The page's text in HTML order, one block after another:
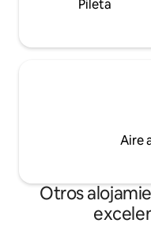
Pileta
Aire
Otros